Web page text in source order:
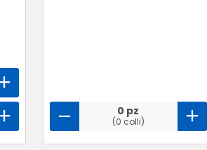
0 pz
(0 colli)